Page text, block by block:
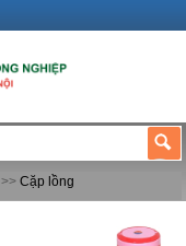
>>Cặp lồng